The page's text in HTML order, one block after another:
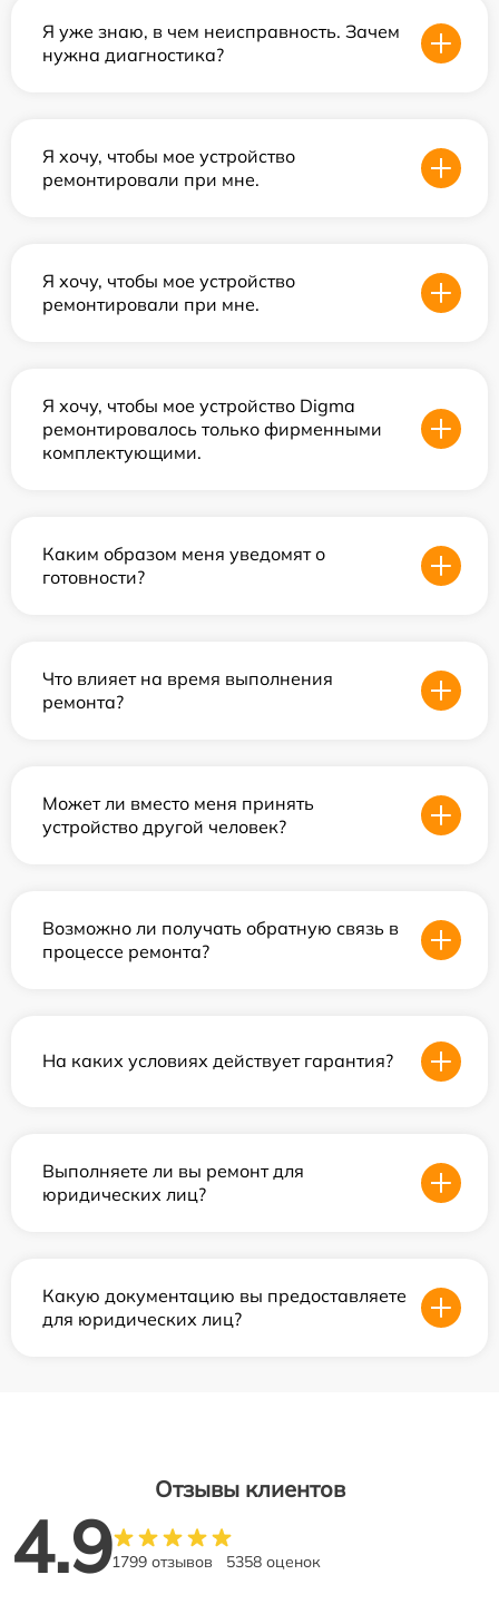
Я уже знаю, в чем неисправность. Зачем
нужна диагностика?
Я хочу, чтобы мое устройство
ремонтировали при мне.
Я хочу, чтобы мое устройство
ремонтировали при мне.
Я хочу, чтобы мое устройство Digma
ремонтировалось только фирменными
комплектующими.
Каким образом меня уведомят о
готовности?
Что влияет на время выполнения
ремонта?
Может ли вместо меня принять
устройство другой человек?
Возможно ли получать обратную связь в
процессе ремонта?
На каких условиях действует гарантия?
Выполняете ли вы ремонт для
юридических лиц?
Какую документацию вы предоставляете
для юридических лиц?
Отзывы клиентов
4.91799 отзывов 5358 оценок